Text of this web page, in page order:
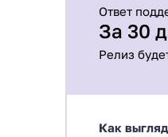
Ответ
За 30
Релиз
Как